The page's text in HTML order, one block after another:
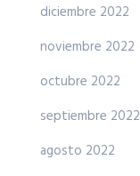
diciembre 2022
noviembre 2022
octubre 2022
septiembre 2022
agosto 2022